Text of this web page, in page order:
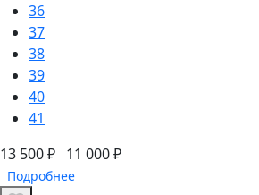
36
37
38
39
40
41
13 500 ₽ 11 000 ₽
Подробнее